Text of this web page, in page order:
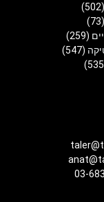
(502)
(73)
(259)
(547)